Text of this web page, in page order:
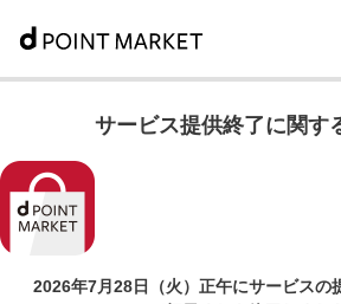
サービス提供終了に関す
2026年7月28日（火）正午にサービスの